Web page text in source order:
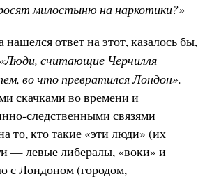
милостыню на наркотики?»
ответ на этот, казалось бы,
«Люди, считающие Черчилля
во что превратился Лондон».
скачками во времени и
следственными связями
то, кто такие «эти люди» (их
— левые либералы, «воки» и
с Лондоном (городом,